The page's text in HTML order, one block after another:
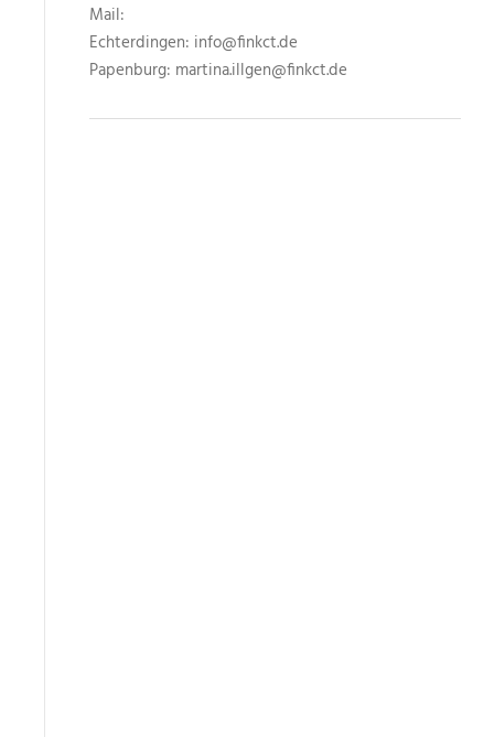
Mail:
Echterdingen: info@finkct.de
Papenburg: martina.illgen@finkct.de